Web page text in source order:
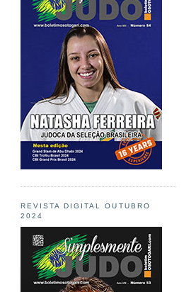
REVISTA DIGITAL OUTUBRO
2024